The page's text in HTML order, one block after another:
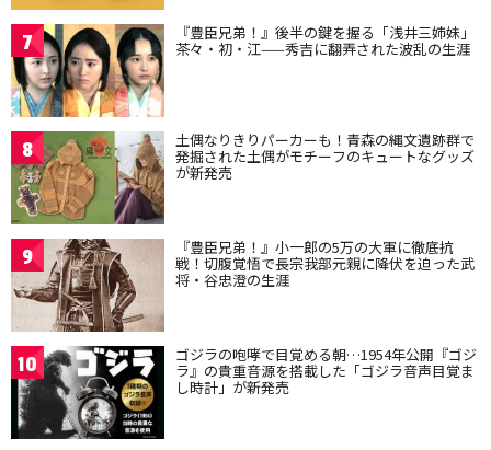
7 『豊臣兄弟！』後半の鍵を握る「浅井三姉妹」
茶々・初・江——秀吉に翻弄された波乱の生涯
8 土偶なりきりパーカーも！青森の縄文遺跡群で
発掘された土偶がモチーフのキュートなグッズ
が新発売
9 『豊臣兄弟！』小一郎の5万の大軍に徹底抗
戦！切腹覚悟で長宗我部元親に降伏を迫った武
将・谷忠澄の生涯
10 ゴジラの咆哮で目覚める朝…1954年公開『ゴジ
ラ』の貴重音源を搭載した「ゴジラ音声目覚ま
し時計」が新発売